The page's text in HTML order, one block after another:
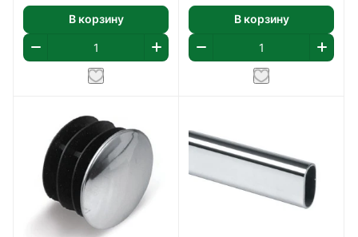
В корзину В корзину